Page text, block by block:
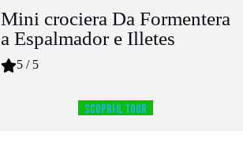
Mini crociera Da Formentera
a Espalmador e Illetes
5 / 5
Scopri il tour